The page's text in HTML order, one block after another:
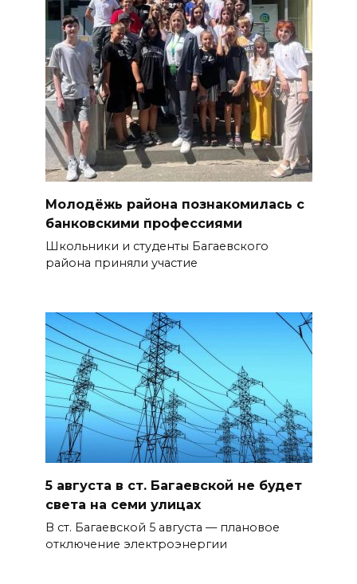
Молодёжь района познакомилась с
банковскими профессиями
Школьники и студенты Багаевского
района приняли участие
5 августа в ст. Багаевской не будет
света на семи улицах
В ст. Багаевской 5 августа — плановое
отключение электроэнергии